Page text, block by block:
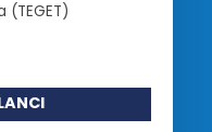
(TEGET)